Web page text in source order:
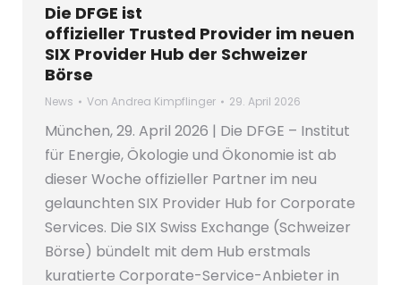
Die DFGE ist
offizieller Trusted Provider im neuen
SIX Provider Hub der Schweizer
Börse
News Von Andrea Kimpflinger 29. April 2026
München, 29. April 2026 | Die DFGE – Institut
für Energie, Ökologie und Ökonomie ist ab
dieser Woche offizieller Partner im neu
gelaunchten SIX Provider Hub for Corporate
Services. Die SIX Swiss Exchange (Schweizer
Börse) bündelt mit dem Hub erstmals
kuratierte Corporate-Service-Anbieter in